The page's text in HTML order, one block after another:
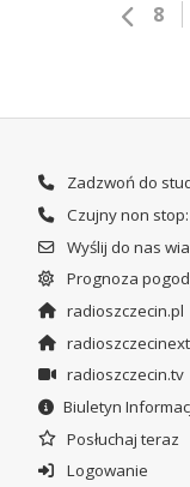
8
Zadzwoń do
Czujny non
Wyślij do nas
Prognoza
radioszczecin.pl
radioszczecin.tv
Biuletyn
Posłuchaj teraz
Logowanie